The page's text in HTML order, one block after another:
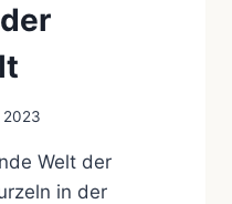
2023
Welt der
in der